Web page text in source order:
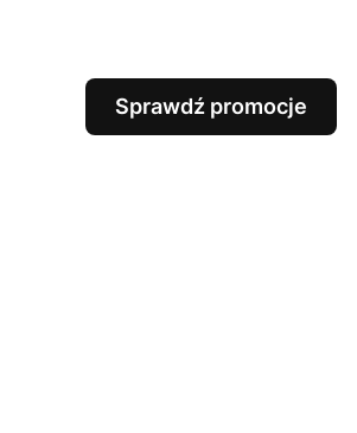
Sprawdź promocje